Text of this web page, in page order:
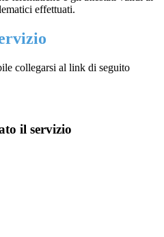
effettuati.
collegarsi al link di seguito
il servizio